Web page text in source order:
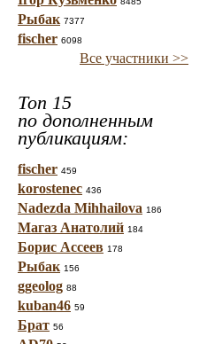
Рыбак 7377
fischer 6098
Все участники >>
Топ 15
по дополненным
публикациям:
fischer 459
korostenec 436
Nadezda Mihhailova 186
Магаз Анатолий 184
Борис Ассеев 178
Рыбак 156
ggeolog 88
kuban46 59
Брат 56